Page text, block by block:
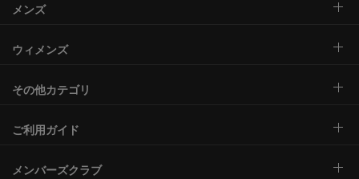
メンズ
ウィメンズ
その他カテゴリ
ご利用ガイド
メンバーズクラブ